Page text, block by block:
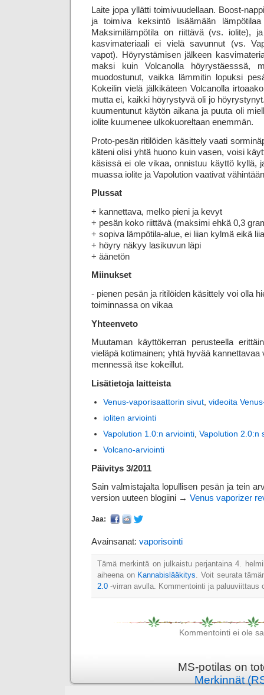
Laite jopa yllätti toimivuudellaan. Boost-
ja toimiva keksintö lisäämään
Maksimi­lämpö­tila on riittävä (vs. iolite),
kasvimateriaali ei vielä savunnut (vs.
vapot). Höyrystämisen jälkeen
maksi kuin Volcanolla höyrystäesssä,
muodostunut, vaikka lämmitin lopuksi
Kokeilin vielä jälkikäteen Volcanolla
mutta ei, kaikki höyrystyvä oli jo
kuumentunut käytön aikana ja puuta oli
iolite kuumenee ulkokuoreltaan enemmän.
Proto-pesän ritilöiden käsittely vaati
käteni olisi yhtä huono kuin vasen, voisi
käsissä ei ole vikaa, onnistuu käyttö kyllä,
muassa iolite ja Vapolution vaativat
Plussat
+ kannettava, melko pieni ja kevyt
+ pesän koko riittävä (maksimi ehkä 0,3
+ sopiva lämpötila-alue, ei liian kylmä eikä
+ höyry näkyy lasikuvun läpi
+ äänetön
Miinukset
- pienen pesän ja ritilöiden käsittely voi olla
toiminnassa on vikaa
Yhteenveto
Muutaman käyttökerran perusteella
vieläpä kotimainen; yhtä hyvää kannettavaa
mennessä itse kokeillut.
Lisätietoja laitteista
Venus-vaporisaattorin sivut, videoita
ioliten arviointi
Vapolution 1.0:n arviointi, Vapolution 2.0:n
Volcano-arviointi
Päivitys 3/2011
Sain valmistajalta lopullisen pesän ja tein
version uuteen blogiini → Venus vaporizer
Jaa:
Avainsanat: vaporisointi
Tämä merkintä on julkaistu perjantaina 4.
aiheena on Kannabislääkitys. Voit seurata
2.0 -virran avulla. Kommentointi ja paluuviittaus
Kommentointi ei ole
MS-potilas on
Merkinnät